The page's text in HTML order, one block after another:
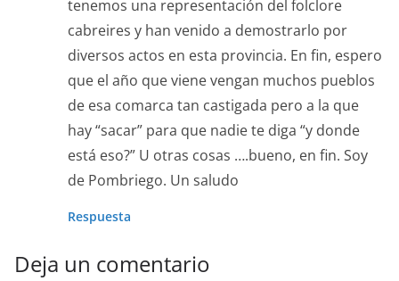
tenemos una representación del folclore
cabreires y han venido a demostrarlo por
diversos actos en esta provincia. En fin, espero
que el año que viene vengan muchos pueblos
de esa comarca tan castigada pero a la que
hay “sacar” para que nadie te diga “y donde
está eso?” U otras cosas ….bueno, en fin. Soy
de Pombriego. Un saludo
Respuesta
Deja un comentario